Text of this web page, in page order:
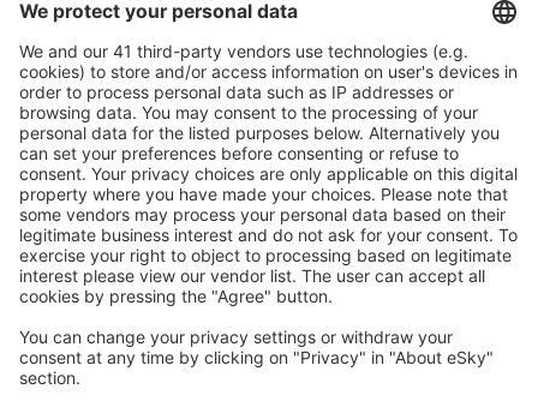
S námi ušetříte
Atraktivní ceny a speciální nabídky pro přihlášené
uživatele.
Ubytování dle vašeho gusta
Vyberte si z více než 1.3 milionu zařízení: hotelů,
apartmánů, chat a dalších.
Ubytování ve Francii - Oblíbená města